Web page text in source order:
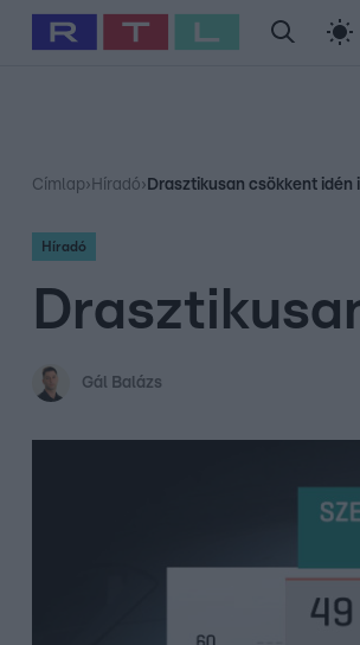
Babits Marcella Szellő István
Címlap› Híradó› Drasztikusan csökkent idén
Híradó
Gál Balázs